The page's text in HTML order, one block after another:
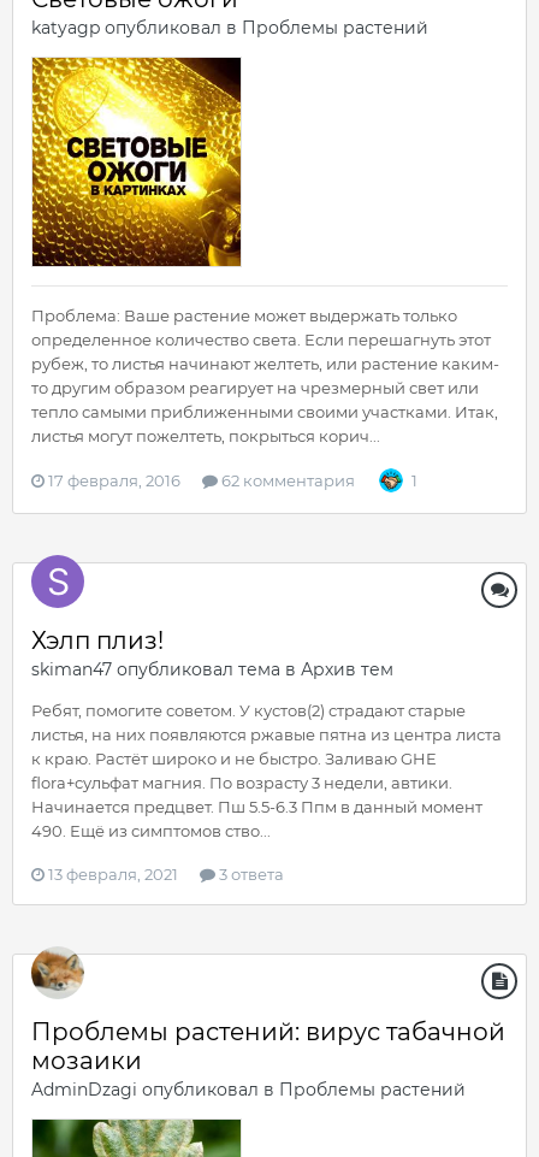
katyagp опубликовал в Проблемы растений
Проблема: Ваше растение может выдержать только
определенное количество света. Если перешагнуть этот
рубеж, то листья начинают желтеть, или растение каким-
то другим образом реагирует на чрезмерный свет или
тепло самыми приближенными своими участками. Итак,
листья могут пожелтеть, покрыться корич...
17 февраля, 2016 62 комментария 1
Хэлп плиз!
skiman47 опубликовал тема в Архив тем
Ребят, помогите советом. У кустов(2) страдают старые
листья, на них появляются ржавые пятна из центра листа
к краю. Растёт широко и не быстро. Заливаю GHE
flora+сульфат магния. По возрасту 3 недели, автики.
Начинается предцвет. Пш 5.5-6.3 Ппм в данный момент
490. Ещё из симптомов ство...
13 февраля, 2021 3 ответа
Проблемы растений: вирус табачной
мозаики
AdminDzagi опубликовал в Проблемы растений